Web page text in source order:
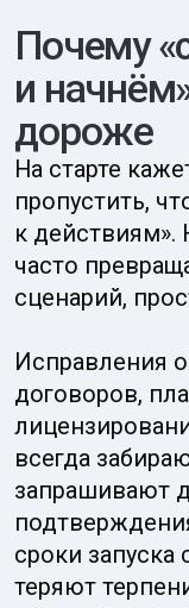
Итог:
дешевле
Регистрация
но ошибочно
Китай требует
правового,
и бизнес-
Если цель — не
а зарабатывать и
прагматичным
отсеивает плохие